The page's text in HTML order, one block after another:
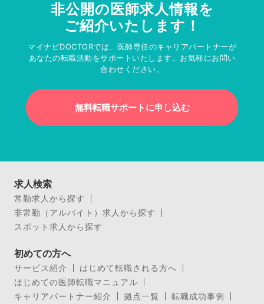
非公開の医師求人情報を
ご紹介いたします！
マイナビDOCTORでは、医師専任のキャリアパートナーが
あなたの転職活動をサポートいたします。お気軽にお問い
合わせください。
無料転職サポートに申し込む
求人検索
常勤求人から探す
非常勤（アルバイト）求人から探す
スポット求人から探す
初めての方へ
サービス紹介
はじめて転職される方へ
はじめての医師転職マニュアル
キャリアパートナー紹介
拠点一覧
転職成功事例